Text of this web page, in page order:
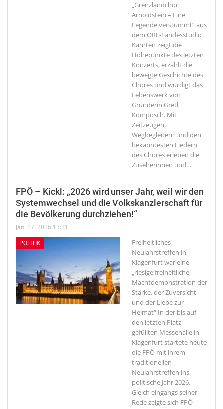
„Grenzlandchor
Arnoldstein – Eine
Legende verstummt“ aus
dem ORF-Landesstudio
Kärnten zeigt die
Höhepunkte des letzten
Konzerts, erzählt die
bewegte Geschichte des
Chores und würdigt das
Lebenswerk von
Gründerin Gretl
Komposch. Mit
Zeitzeugen,
Wegbegleitern und den
bekanntesten Liedern
des Chores erleben die
Zuseherinnen und…
FPÖ – Kickl: „2026 wird unser Jahr, weil wir den
Systemwechsel und die Volkskanzlerschaft für
die Bevölkerung durchziehen!“
Jan. 17, 2026 13:21
POLITIK
Freiheitliches
Neujahrstreffen in
Klagenfurt war eine
„riesige freiheitliche
Machtdemonstration der
Stärke, der Zuversicht
und der Liebe zur
Heimat“ In der bis auf
den letzten Platz
gefüllten Messehalle in
Klagenfurt startete heute
die FPÖ mit ihrem
traditionellen
Neujahrstreffen ins
politische Jahr 2026.
Gleich eingangs seiner
Rede zeigte sich FPÖ-